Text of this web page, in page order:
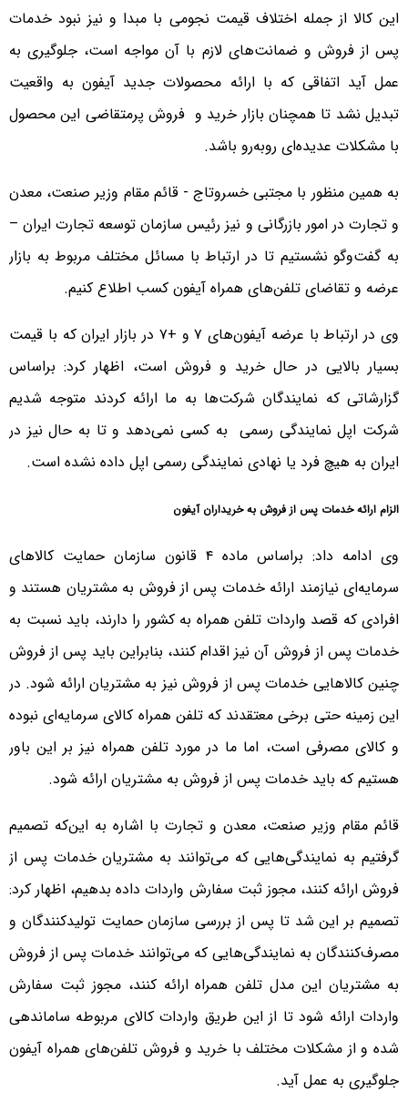
این کالا از جمله اختلاف قیمت نجومی با مبدا و نیز نبود خدمات
پس از فروش و ضمانت‌های لازم با آن مواجه است، جلوگیری به
عمل آید اتفاقی که با ارائه‌ محصولات جدید آیفون به واقعیت
تبدیل نشد تا همچنان بازار خرید و فروش پرمتقاضی این محصول
با مشکلات عدیده‌ای روبه‌رو باشد.
به همین منظور با مجتبی خسروتاج - قائم مقام وزیر صنعت، معدن
و تجارت در امور بازرگانی و نیز رئیس سازمان توسعه تجارت ایران –
به گفت‌وگو نشستیم تا در ارتباط با مسائل مختلف مربوط به بازار
عرضه و تقاضای تلفن‌های همراه آیفون کسب اطلاع کنیم.
وی در ارتباط با عرضه آیفون‌های ۷ و +۷ در بازار ایران که با قیمت
بسیار بالایی در حال خرید و فروش است، اظهار کرد: براساس
گزارشاتی که نمایندگان شرکت‌ها به ما ارائه کردند متوجه شدیم
شرکت اپل نمایندگی رسمی به کسی نمی‌دهد و تا به حال نیز در
ایران به هیچ فرد یا نهادی نمایندگی رسمی اپل داده نشده است.
الزام ارائه خدمات پس از فروش به خریداران آیفون
وی ادامه داد: براساس ماده ۴ قانون سازمان حمایت کالاهای
سرمایه‌ای نیازمند ارائه‌ خدمات پس از فروش به مشتریان هستند و
افرادی که قصد واردات تلفن همراه به کشور را دارند، باید نسبت به
خدمات پس از فروش آن نیز اقدام کنند، بنابراین باید پس از فروش
چنین کالاهایی خدمات پس از فروش نیز به مشتریان ارائه شود. در
این زمینه حتی برخی معتقدند که تلفن همراه کالای سرمایه‌ای نبوده
و کالای مصرفی است، اما ما در مورد تلفن همراه نیز بر این باور
هستیم که باید خدمات پس از فروش به مشتریان ارائه شود.
قائم مقام وزیر صنعت، معدن و تجارت با اشاره به این‌که تصمیم
گرفتیم به نمایندگی‌هایی که می‌توانند به مشتریان خدمات پس از
فروش ارائه کنند، مجوز ثبت سفارش واردات داده بدهیم، اظهار کرد:
تصمیم بر این شد تا پس از بررسی سازمان حمایت تولیدکنندگان و
مصرف‌کنندگان به نمایندگی‌هایی که می‌توانند خدمات پس از فروش
به مشتریان این مدل تلفن همراه ارائه کنند، مجوز ثبت سفارش
واردات ارائه شود تا از این طریق واردات کالای مربوطه ساماندهی
شده و از مشکلات مختلف با خرید و فروش تلفن‌های همراه آیفون
جلوگیری به عمل آید.